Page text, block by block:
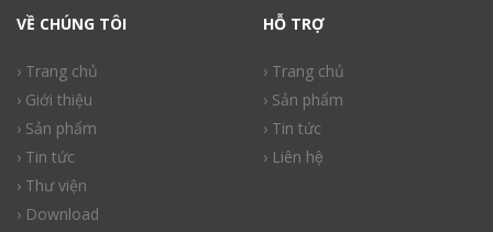
VỀ CHÚNG TÔI
› Trang chủ
› Giới thiệu
› Sản phẩm
› Tin tức
› Thư viện
› Download
HỖ TRỢ
› Trang chủ
› Sản phẩm
› Tin tức
› Liên hệ